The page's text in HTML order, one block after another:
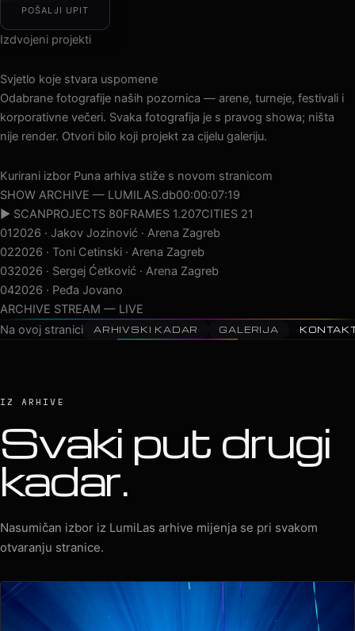
POŠALJI UPIT
Izdvojeni projekti
Svjetlo koje stvara uspomene
Odabrane fotografije naših pozornica — arene, turneje, festivali i
korporativne večeri. Svaka fotografija je s pravog showa; ništa
nije render. Otvori bilo koji projekt za cijelu galeriju.
Kurirani izbor Puna arhiva stiže s novom stranicom
SHOW ARCHIVE — LUMILAS.db00:00:09:03
▶ SCANPROJECTS 80FRAMES 1.207CITIES 21
012026 · Jakov Jozinović · Arena Zagreb
022026 · Toni Cetinski · Arena Zagreb
032026 · Sergej Ćetković · Arena Zagreb
042026 · Peđa Jovanović · Arena Zagreb
0520
ARCHIVE STREAM — LIVE
Svaki put drugi
kadar.
Nasumičan izbor iz LumiLas arhive mijenja se pri svakom